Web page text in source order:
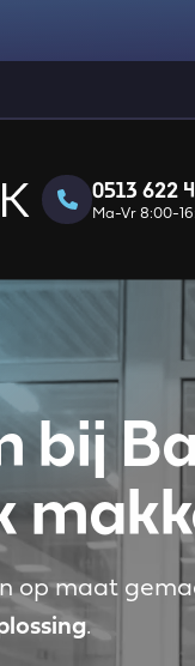
0513 622
Ma-Vr 8:00-
bij
op maat
.